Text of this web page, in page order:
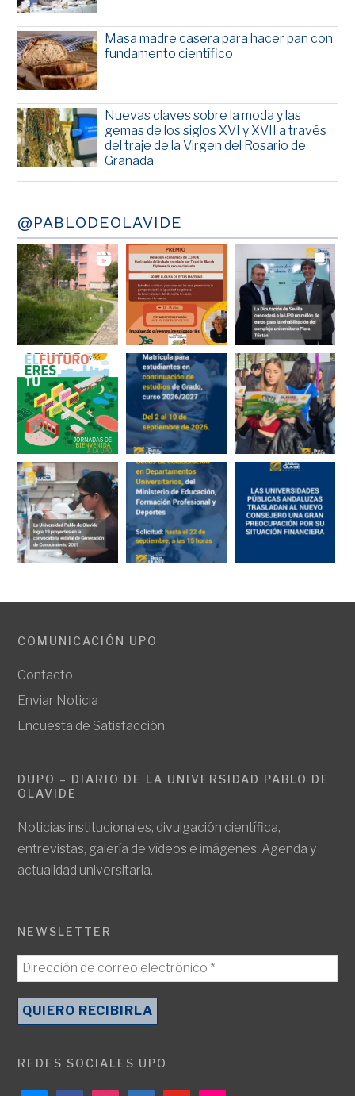
Masa madre casera para hacer pan con
fundamento científico
Nuevas claves sobre la moda y las
gemas de los siglos XVI y XVII a través
del traje de la Virgen del Rosario de
Granada
@PABLODEOLAVIDE
COMUNICACIÓN UPO
Contacto
Enviar Noticia
Encuesta de Satisfacción
DUPO – DIARIO DE LA UNIVERSIDAD PABLO DE
OLAVIDE
Noticias institucionales, divulgación científica,
entrevistas, galería de vídeos e imágenes. Agenda y
actualidad universitaria.
NEWSLETTER
REDES SOCIALES UPO